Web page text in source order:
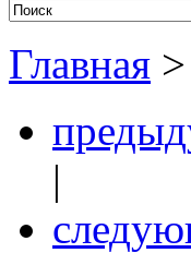
Главная >
|